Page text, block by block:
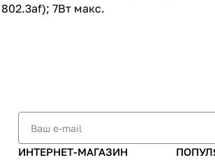
7Вт макс.
ИНТЕРНЕТ-МАГАЗИН